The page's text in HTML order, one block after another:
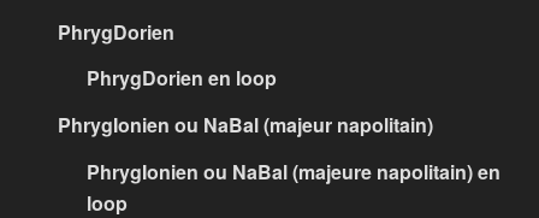
PhrygDorien
PhrygDorien en loop
PhrygIonien ou NaBal (majeur napolitain)
PhrygIonien ou NaBal (majeure napolitain) en
loop